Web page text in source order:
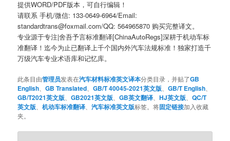
提供WORD/PDF版本，可自行编辑！
请联系 手机/微信: 133-0649-6964/Email:
standardtrans@foxmail.com/QQ: 564965870 购买完整译文。
专业源于专注|舍吾予言标准翻译[ChinaAutoRegs]深耕于机动车标
准翻译！迄今为止已翻译上千个国内外汽车法规标准！独家打造千
万级汽车专业术语库和记忆库。
此条目由管理员发表在汽车材料标准英文译本分类目录，并贴了GB
English 、GB Translated 、GB/T 40045-2021英文版 、GB/T English
GB/T2021英文版 、GB2021英文版 、GB英文翻译 、HJ英文版 、QC/T
英文版 、机动车标准翻译 、汽车标准英文版标签。将固定链接加入收藏
夹。